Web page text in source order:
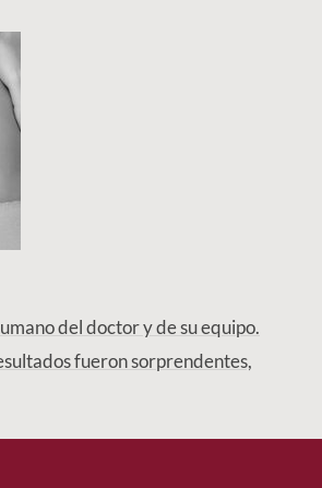
del doctor y de su equipo.
fueron sorprendentes,